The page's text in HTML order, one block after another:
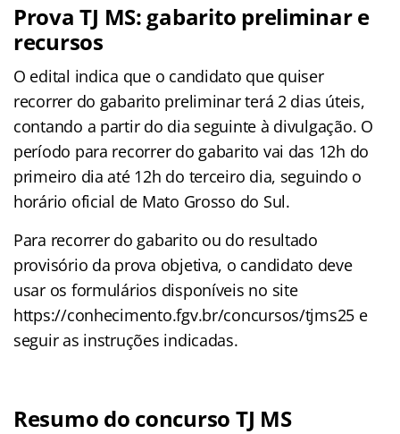
Prova TJ MS: gabarito preliminar e
recursos
O edital indica que o candidato que quiser
recorrer do gabarito preliminar terá 2 dias úteis,
contando a partir do dia seguinte à divulgação. O
período para recorrer do gabarito vai das 12h do
primeiro dia até 12h do terceiro dia, seguindo o
horário oficial de Mato Grosso do Sul.
Para recorrer do gabarito ou do resultado
provisório da prova objetiva, o candidato deve
usar os formulários disponíveis no site
https://conhecimento.fgv.br/concursos/tjms25 e
seguir as instruções indicadas.
Resumo do concurso TJ MS